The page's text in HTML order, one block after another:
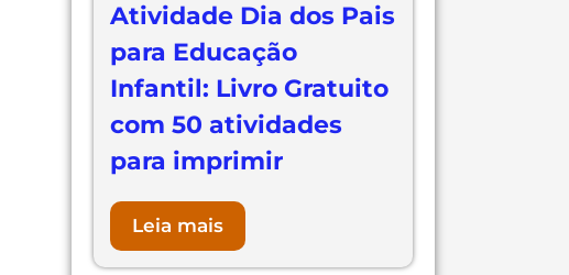
Atividade Dia dos Pais
para Educação
Infantil: Livro Gratuito
com 50 atividades
para imprimir
Leia mais